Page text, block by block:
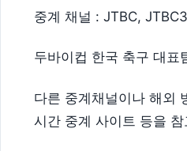
중계 채널 : JTBC,
두바이컵 한국 축구 대표
다른 중계채널이나 해외
시간 중계 사이트 등을 참